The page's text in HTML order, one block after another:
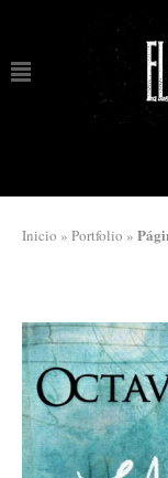
Inicio » Portfolio »